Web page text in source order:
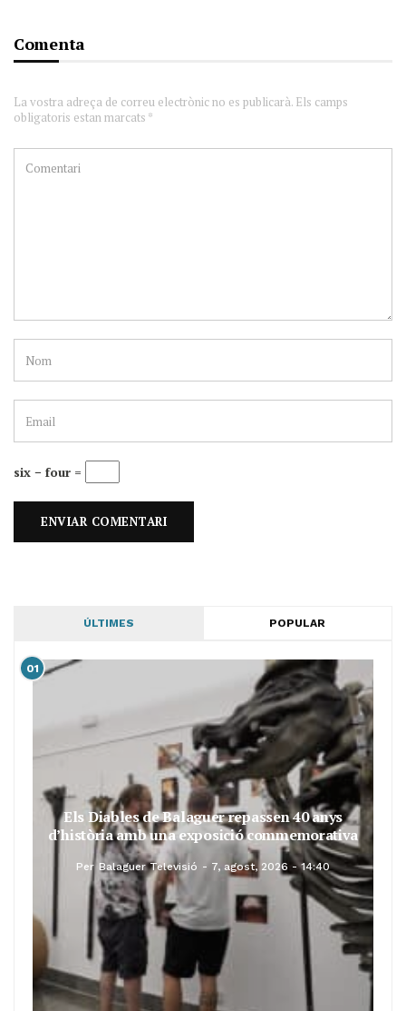
Comenta
La vostra adreça de correu electrònic no es publicarà. Els camps
obligatoris estan marcats *
six − four =
ÚLTIMES POPULAR
01
Els Diables de Balaguer repassen 40 anys
d’història amb una exposició commemorativa
Per Balaguer Televisió 7, agost, 2026 - 14:40